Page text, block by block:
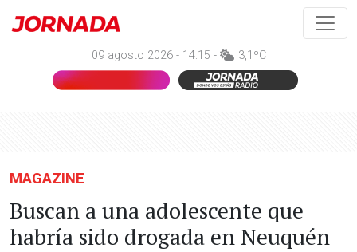
09 agosto 2026 - 14:15 - 3,1ºC
MAGAZINE
Buscan a una adolescente que
habría sido drogada en Neuquén